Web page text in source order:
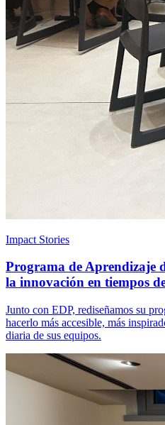
Impact Stories
Programa de Aprendizaje
la innovación en tiempos
Junto con EDP, rediseñamos su
hacerlo más accesible, más
diaria de sus equipos.